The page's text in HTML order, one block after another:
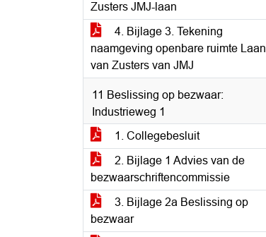
Zusters JMJ-laan
4. Bijlage 3. Tekening
naamgeving openbare ruimte Laan
van Zusters van JMJ
11 Beslissing op bezwaar:
Industrieweg 1
1. Collegebesluit
2. Bijlage 1 Advies van de
bezwaarschriftencommissie
3. Bijlage 2a Beslissing op
bezwaar